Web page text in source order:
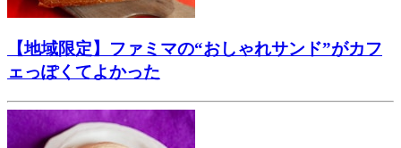
【地域限定】ファミマの“おしゃれサンド”がカフ
ェっぽくてよかった